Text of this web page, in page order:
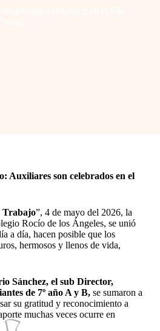
Auxiliares son celebrados en el
Trabajo”, 4 de mayo del 2026, la
Rocío de los Ángeles, se unió
a día, hacen posible que los
hermosos y llenos de vida,
Sánchez, el sub Director,
de 7º año A y B,se sumaron a
su gratitud y reconocimiento a
muchas veces ocurre en